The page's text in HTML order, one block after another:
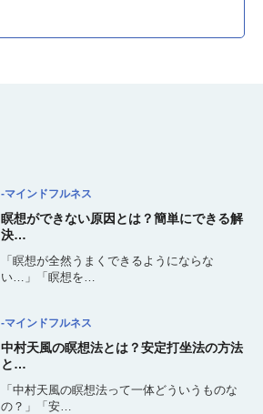
-マインドフルネス
瞑想ができない原因とは？簡単にできる解
決…
「瞑想が全然うまくできるようにならな
い…」「瞑想を…
-マインドフルネス
中村天風の瞑想法とは？安定打坐法の方法
と…
「中村天風の瞑想法って一体どういうものな
の？」「安…